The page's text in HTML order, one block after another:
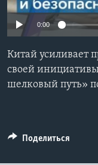
Learning English
СОЦИАЛЬНЫЕ СЕТИ
0:00
Китай усиливает
своей
шелковый путь»
Поделиться